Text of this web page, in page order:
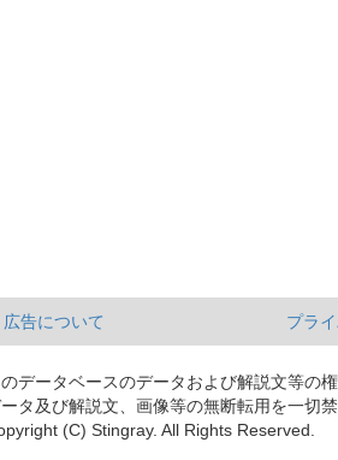
広告について プラ
のデータベースのデータおよび解説文等の
タ及び解説文、画像等の無断転用を一切禁
(C) Stingray. All Rights Reserved.